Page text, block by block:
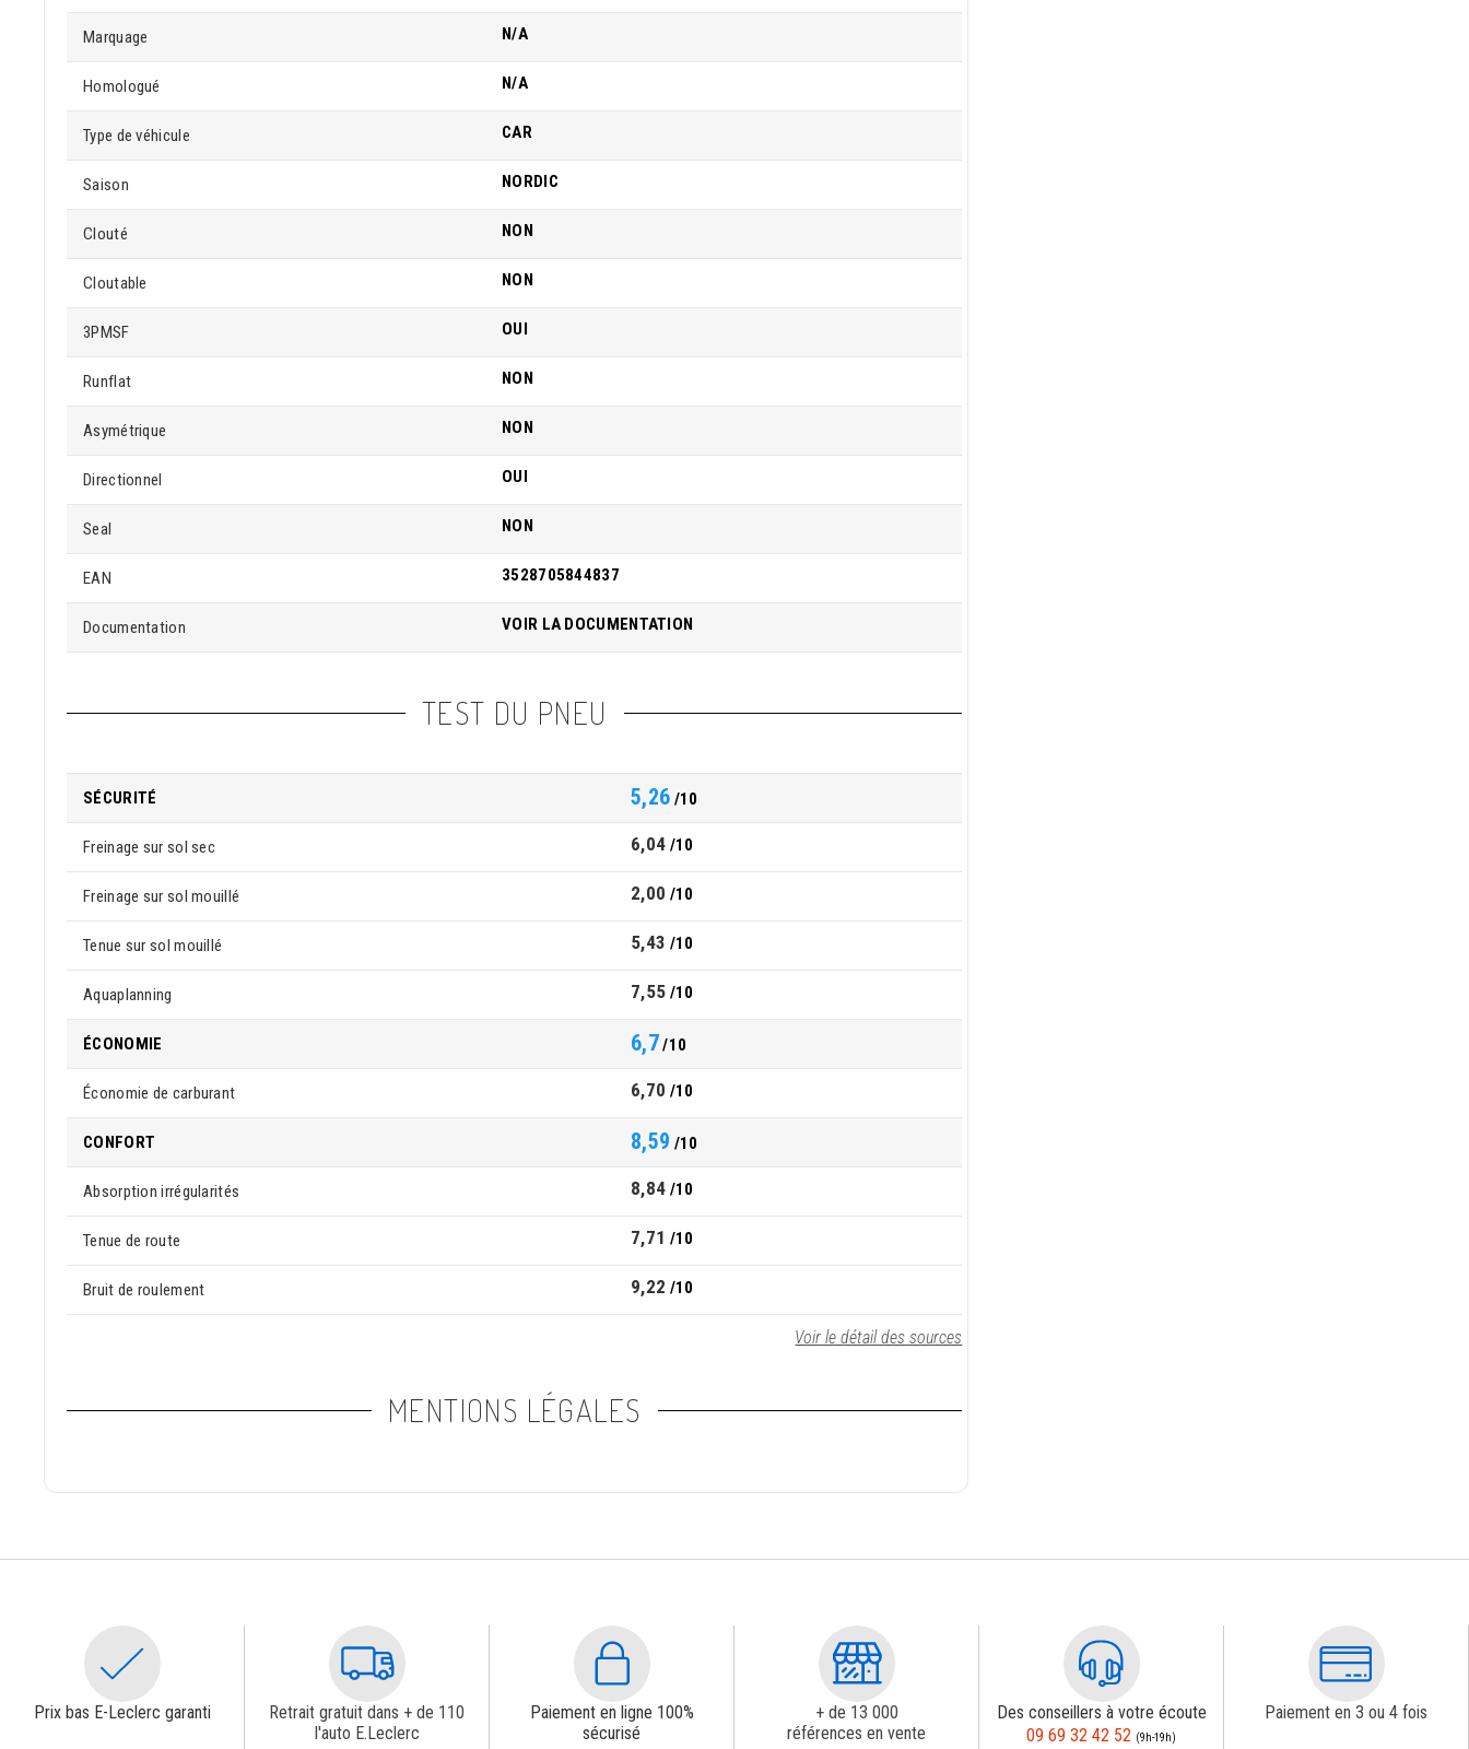
Marquage N/A
Homologué N/A
Type de véhicule CAR
Saison NORDIC
Clouté NON
Cloutable NON
3PMSF OUI
Runflat NON
Asymétrique NON
Directionnel OUI
Seal NON
EAN 3528705844837
Documentation VOIR LA DOCUMENTATION
TEST DU PNEU
SÉCURITÉ 5,26 /10
Freinage sur sol sec 6,04 /10
Freinage sur sol mouillé 2,00 /10
Tenue sur sol mouillé 5,43 /10
Aquaplanning 7,55 /10
ÉCONOMIE 6,7/10
Économie de carburant 6,70 /10
CONFORT 8,59 /10
Absorption irrégularités 8,84 /10
Tenue de route 7,71 /10
Bruit de roulement 9,22 /10
Voir le détail des sources
MENTIONS LÉGALES
Prix bas E-Leclerc garanti
Retrait gratuit dans + de 110
l'auto E.Leclerc
Paiement en ligne 100%
sécurisé
+ de 13 000
références en vente
Des conseillers à votre écoute
09 69 32 42 52 (9h-19h)
Paiement en 3 ou 4 fois